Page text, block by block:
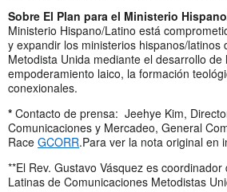
Sobre El Plan para el Ministerio
Ministerio Hispano/Latino está
y expandir los ministerios hispanos/latinos
Metodista Unida mediante el desarrollo de
empoderamiento laico, la formación
conexionales.
* Contacto de prensa: Jeehye Kim,
Comunicaciones y Mercadeo, General
Race GCORR.Para ver la nota original en
**El Rev. Gustavo Vásquez es
Latinas de Comunicaciones Metodistas